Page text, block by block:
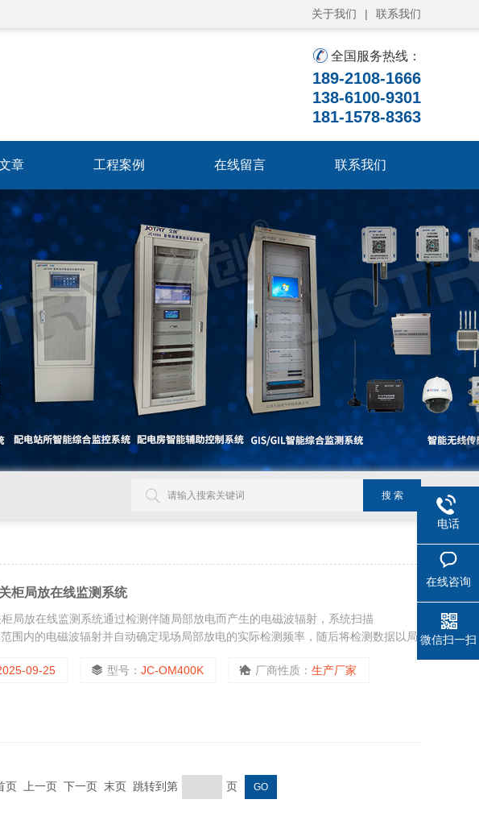
关于我们 | 联系我们
全国服务热线：
189-2108-1666
138-6100-9301
181-1578-8363
章 工程案例 在线留言 联系我们
柜局放在线监测系统
局放在线监测系统通过检测伴随局部放电而产生的电磁波辐射，系统扫描
围内的电磁波辐射并自动确定现场局部放电的实际检测频率，随后将检测数据以局
09-25 型号：JC-OM400K 厂商性质：生产厂家
页 上一页 下一页 末页 跳转到第 页
电话
在线咨询
微信扫一扫